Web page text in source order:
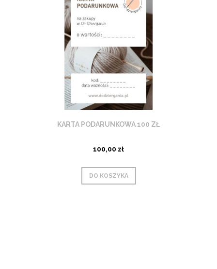
KARTA PODARUNKOWA 100 ZŁ
100,00 zł
DO KOSZYKA